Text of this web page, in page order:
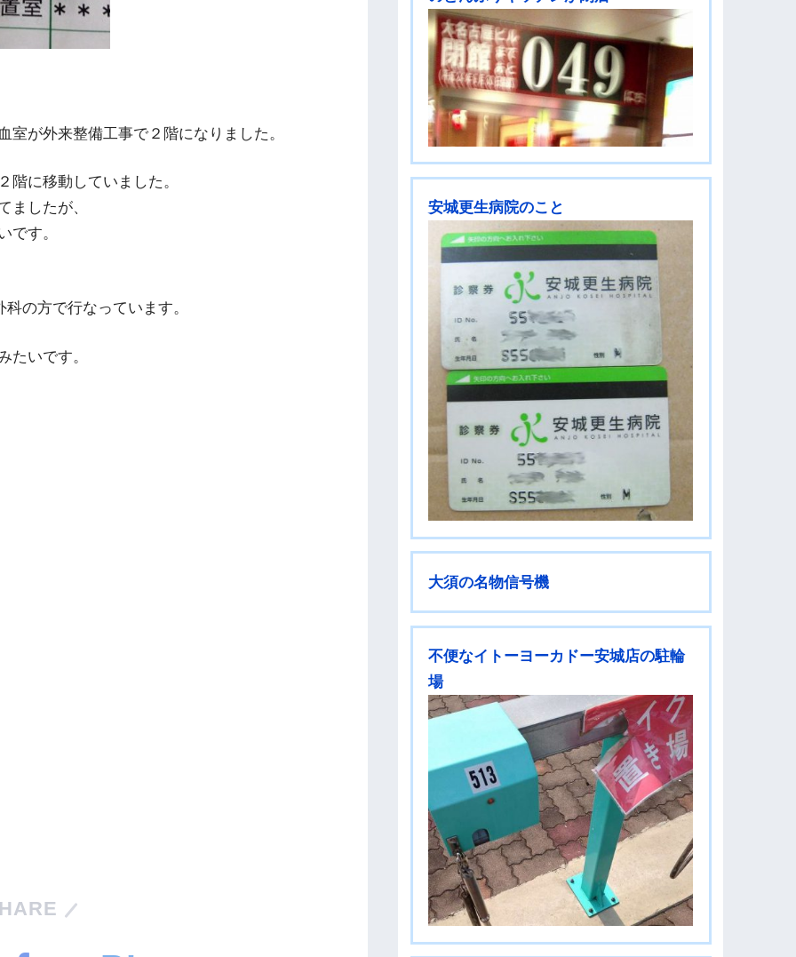
が外来整備工事で２階になりました。
階に移動していました。
ましたが、
です。
の方で行なっています。
たいです。
安城更生病院のこと
大須の名物信号機
不便なイトーヨーカドー安城店の駐輪
場